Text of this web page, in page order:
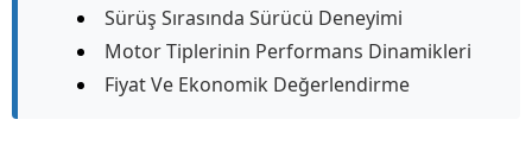
Sürüş Sırasında Sürücü Deneyimi
Motor Tiplerinin Performans Dinamikleri
Fiyat Ve Ekonomik Değerlendirme